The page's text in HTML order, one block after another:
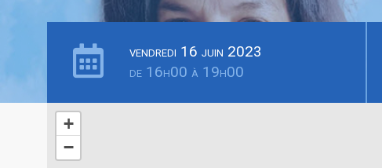
vendredi 16 juin 2023
de 16h00 à 19h00
+
−